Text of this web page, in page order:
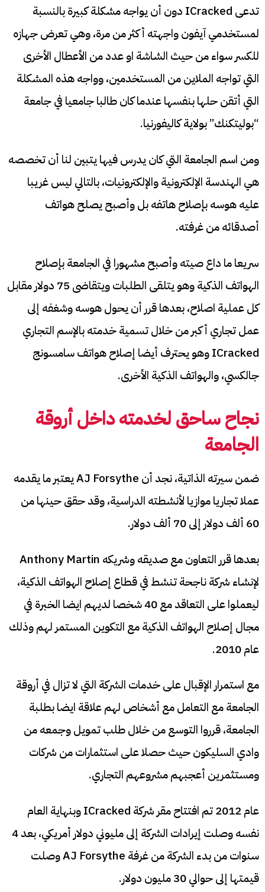
تدعى ICracked دون أن يواجه مشكلة كبيرة بالنسبة
لمستخدمي آيفون واجهته أكثر من مرة، وهي تعرض جهازه
للكسر سواء من حيث الشاشة او عدد من الأعطال الأخرى
التي تواجه الملاين من المستخدمين، وواجه هذه المشكلة
التي أتقن حلها بنفسها عندما كان طالبا جامعيا في جامعة
“بوليتكنك” بولاية كاليفورنيا.
ومن اسم الجامعة التي كان يدرس فيها يتبين لنا أن تخصصه
هي الهندسة الإلكترونية والإلكترونيات، بالتالي ليس غريبا
عليه هوسه بإصلاح هاتفه بل وأصبح يصلح هواتف
أصدقائه من غرفته.
سريعا ما داع صيته وأصبح مشهورا في الجامعة بإصلاح
الهواتف الذكية وهو يتلقى الطلبات ويتقاضى 75 دولار مقابل
كل عملية اصلاح، بعدها قرر أن يحول هوسه وشغفه إلى
عمل تجاري أكبر من خلال تسمية خدمته بالإسم التجاري
ICracked وهو يحترف أيضا إصلاح هواتف سامسونج
جالكسي، والهواتف الذكية الأخرى.
نجاح ساحق لخدمته داخل أروقة
الجامعة
ضمن سيرته الذاتية، نجد أن AJ Forsythe يعتبر ما يقدمه
عملا تجاريا موازيا لأنشطته الدراسية، وقد حقق حينها من
60 ألف دولار إلى 70 ألف دولار.
بعدها قرر التعاون مع صديقه وشريكه Anthony Martin
لإنشاء شركة ناجحة تنشط في قطاع إصلاح الهواتف الذكية،
ليعملوا على التعاقد مع 40 شخصا لديهم ايضا الخبرة في
مجال إصلاح الهواتف الذكية مع التكوين المستمر لهم وذلك
عام 2010.
مع استمرار الإقبال على خدمات الشركة التي لا تزال في أروقة
الجامعة مع التعامل مع أشخاص لهم علاقة ايضا بطلبة
الجامعة، قرروا التوسع من خلال طلب تمويل وجمعه من
وادي السليكون حيث حصلا على استثمارات من شركات
ومستثمرين أعجبهم مشروعهم التجاري.
عام 2012 تم افتتاح مقر شركة ICracked وبنهاية العام
نفسه وصلت إيرادات الشركة إلى مليوني دولار أمريكي، بعد 4
سنوات من بدء الشركة من غرفة AJ Forsythe وصلت
قيمتها إلى حوالي 30 مليون دولار.